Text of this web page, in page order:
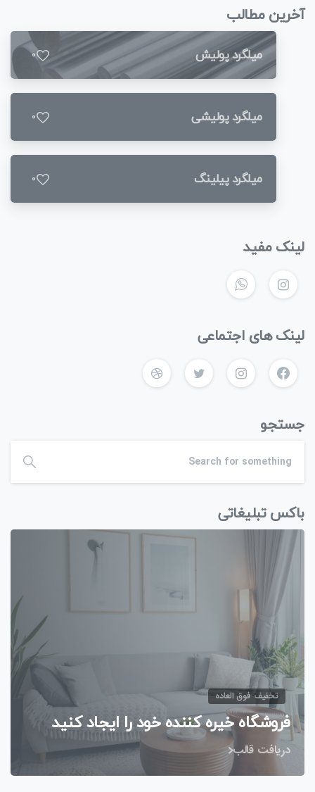
آخرین مطالب
میلگرد پولیش 0
میلگرد پولیشی 0
میلگرد پیلینگ 0
لینک مفید
لینک های اجتماعی
جستجو
باکس تبلیغاتی
تخفیف فوق العاده
فروشگاه خیره کننده خود را ایجاد کنید
دریافت قالب